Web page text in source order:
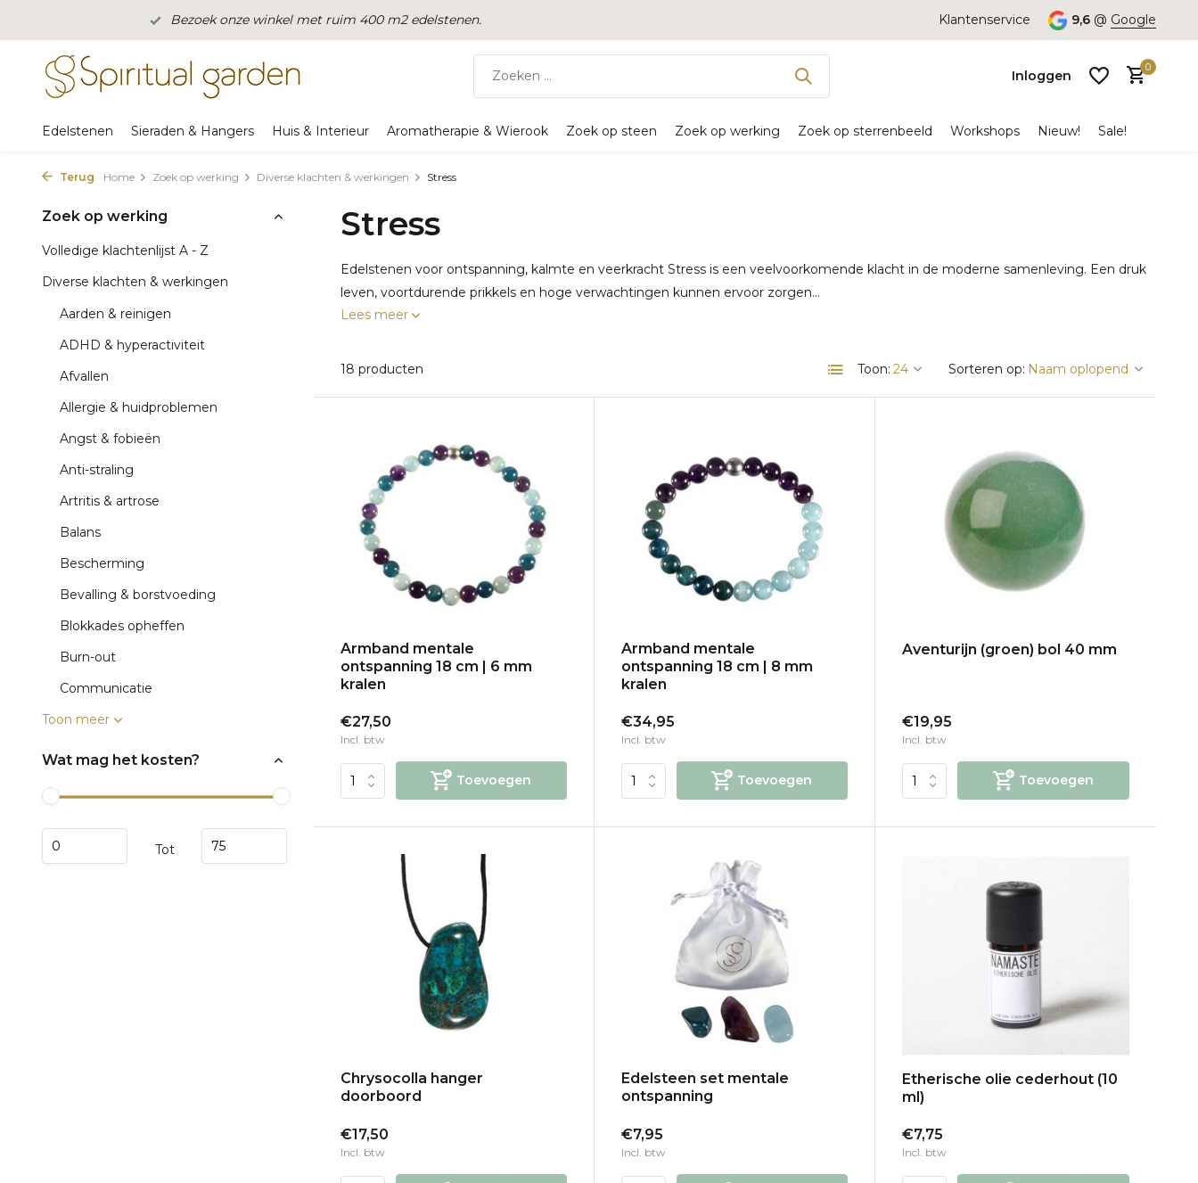
Bezoek onze winkel met ruim 400 m2 edelstenen. Klantenservice 9,6 @ Google
Inloggen
0
Edelstenen Sieraden & Hangers Huis & Interieur Aromatherapie & Wierook Zoek op steen Zoek op werking Zoek op sterrenbeeld Workshops Nieuw! Sale!
Terug Home Zoek op werking Diverse klachten & werkingen Stress
Zoek op werking
Volledige klachtenlijst A - Z
Diverse klachten & werkingen
Aarden & reinigen
ADHD & hyperactiviteit
Afvallen
Allergie & huidproblemen
Angst & fobieën
Anti-straling
Artritis & artrose
Balans
Bescherming
Bevalling & borstvoeding
Blokkades opheffen
Burn-out
Communicatie
Toon meer
Wat mag het kosten?
Tot
Stress
Edelstenen voor ontspanning, kalmte en veerkracht Stress is een veelvoorkomende klacht in de moderne samenleving. Een druk
leven, voortdurende prikkels en hoge verwachtingen kunnen ervoor zorgen...
Lees meer
18 producten Toon: Sorteren op:
Armband mentale
ontspanning 18 cm | 6 mm
kralen
€27,50
Incl. btw
Toevoegen
Armband mentale
ontspanning 18 cm | 8 mm
kralen
€34,95
Incl. btw
Toevoegen
Aventurijn (groen) bol 40 mm
€19,95
Incl. btw
Toevoegen
Chrysocolla hanger
doorboord
€17,50
Incl. btw
Edelsteen set mentale
ontspanning
€7,95
Incl. btw
Etherische olie cederhout (10
ml)
€7,75
Incl. btw